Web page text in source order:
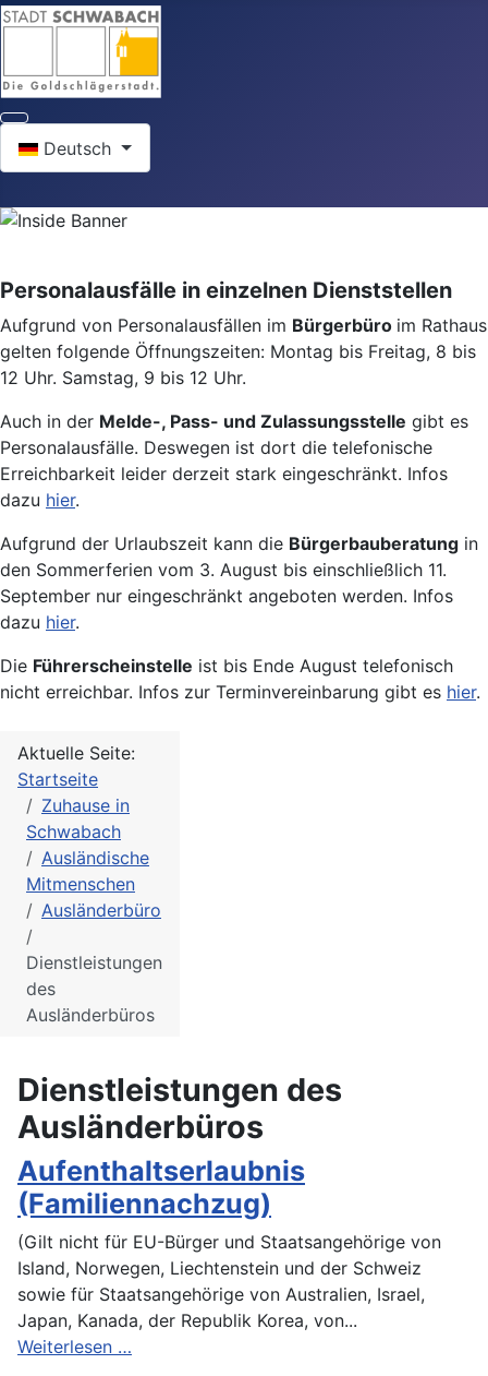
Deutsch
Personalausfälle in einzelnen Dienststellen
Aufgrund von Personalausfällen im Bürgerbüro im Rathaus
gelten folgende Öffnungszeiten: Montag bis Freitag, 8 bis
12 Uhr. Samstag, 9 bis 12 Uhr.
Auch in der Melde-, Pass- und Zulassungsstelle gibt es
Personalausfälle. Deswegen ist dort die telefonische
Erreichbarkeit leider derzeit stark eingeschränkt. Infos
dazu hier.
Aufgrund der Urlaubszeit kann die Bürgerbauberatung in
den Sommerferien vom 3. August bis einschließlich 11.
September nur eingeschränkt angeboten werden. Infos
dazu hier.
Die Führerscheinstelle ist bis Ende August telefonisch
nicht erreichbar. Infos zur Terminvereinbarung gibt es hier.
Aktuelle Seite:
Startseite
Zuhause in
Schwabach
Ausländische
Mitmenschen
Ausländerbüro
Dienstleistungen
des
Ausländerbüros
Dienstleistungen des
Ausländerbüros
Aufenthaltserlaubnis
(Familiennachzug)
(Gilt nicht für EU-Bürger und Staatsangehörige von
Island, Norwegen, Liechtenstein und der Schweiz
sowie für Staatsangehörige von Australien, Israel,
Japan, Kanada, der Republik Korea, von...
Weiterlesen …